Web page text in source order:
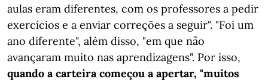
aulas eram diferentes, com os professores a pedir
exercícios e a enviar correções a seguir". "Foi um
ano diferente", além disso, "em que não
avançaram muito nas aprendizagens". Por isso,
quando a carteira começou a apertar, "muitos